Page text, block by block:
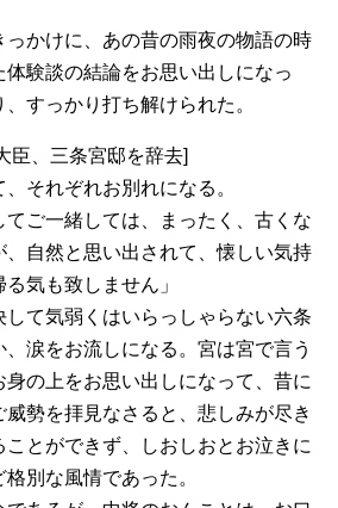
かけに、あの昔の雨夜の物語の時
験談の結論をお思い出しになっ
すっかり打ち解けられた。
、三条宮邸を辞去]
それぞれお別れになる。
ご一緒しては、まったく、古くな
、自然と思い出されて、懐しい気持
気も致しません」
て気弱くはいらっしゃらない六条
涙をお流しになる。宮は宮で言う
身の上をお思い出しになって、昔に
勢を拝見なさると、悲しみが尽き
とができず、しおしおとお泣きに
別な風情であった。